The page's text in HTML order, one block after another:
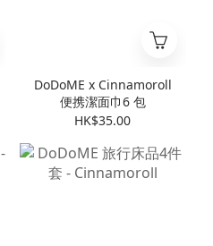
DoDoME x Cinnamoroll
便携潔面巾6 包
HK$35.00